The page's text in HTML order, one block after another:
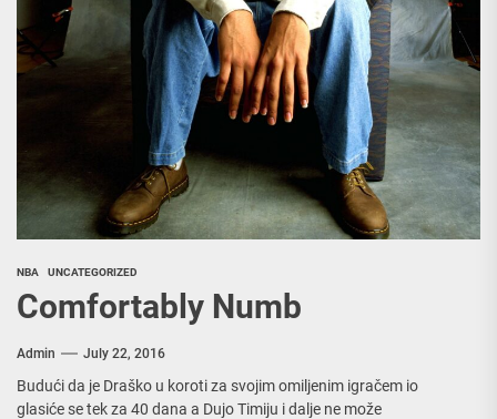
NBA UNCATEGORIZED
Comfortably Numb
Admin July 22, 2016
Budući da je Draško u koroti za svojim omiljenim igračem io
glasiće se tek za 40 dana a Dujo Timiju i dalje ne može